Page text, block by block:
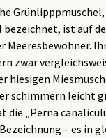
Grünlipppmuschel,
bezeichnet, ist auf
Meeresbewohner.
zwar
hiesigen
schimmern leicht
die „Perna
– es in